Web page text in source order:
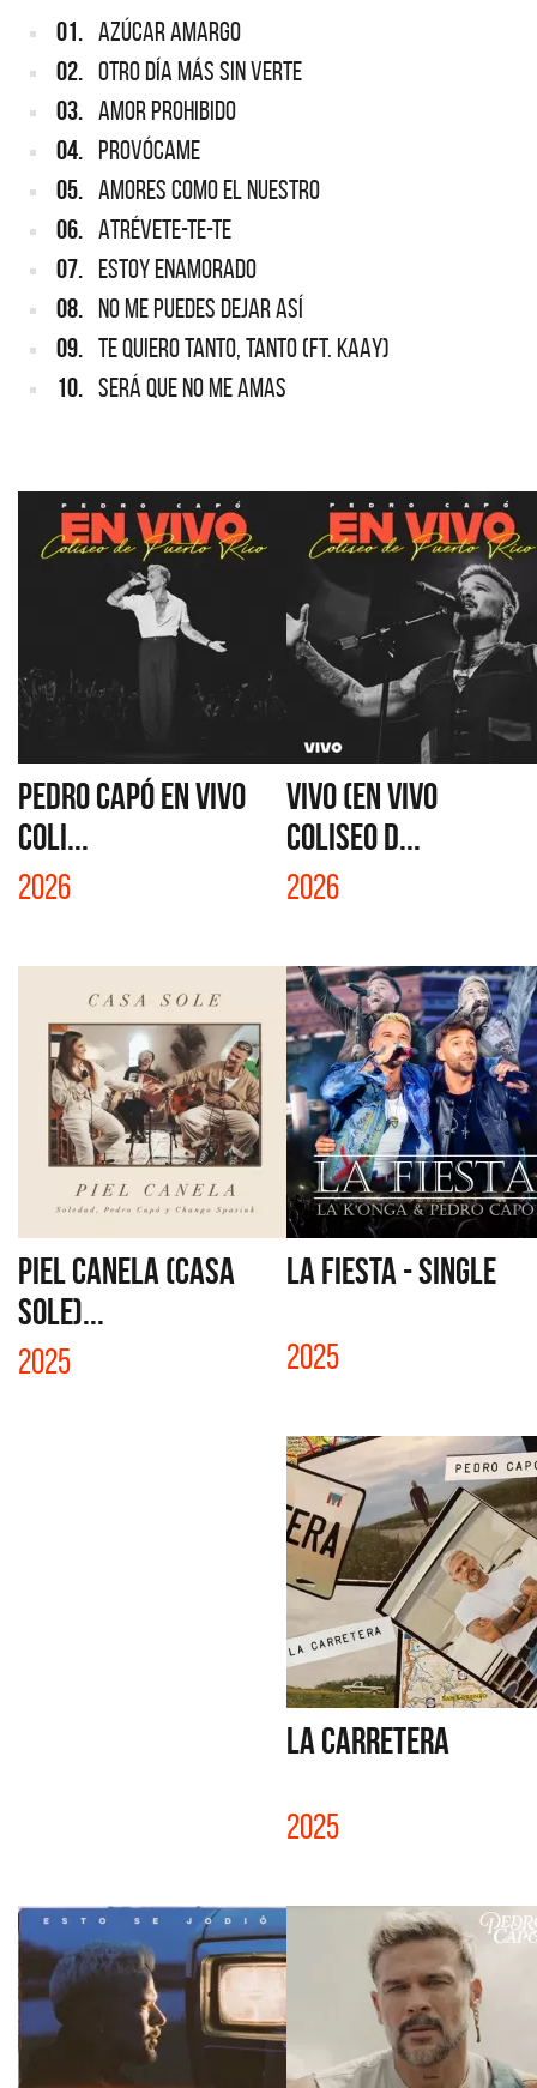
01. AZÚCAR AMARGO
02. OTRO DÍA MÁS SIN VERTE
03. AMOR PROHIBIDO
04. PROVÓCAME
05. AMORES COMO EL NUESTRO
06. ATRÉVETE-TE-TE
07. ESTOY ENAMORADO
08. NO ME PUEDES DEJAR ASÍ
09. TE QUIERO TANTO, TANTO (FT. KAAY)
10. SERÁ QUE NO ME AMAS
PEDRO CAPÓ EN VIVO
COLI...
2026
VIVO (EN VIVO
COLISEO D...
2026
PIEL CANELA (CASA
SOLE)...
2025
LA FIESTA - SINGLE
2025
LA CARRETERA
2025